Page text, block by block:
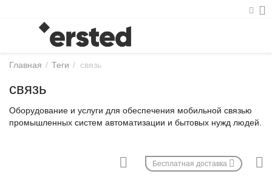
Главная / Теги / связь
связь
Оборудование и услуги для обеспечения мобильной связью
промышленных систем автоматизации и бытовых нужд людей.
Бесплатная доставка